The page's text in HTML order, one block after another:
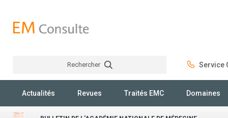
Rechercher Service
Actualités Revues Traités EMC Domaines